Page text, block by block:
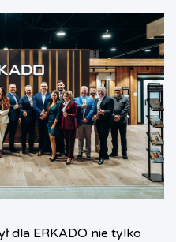
dla ERKADO nie tylko